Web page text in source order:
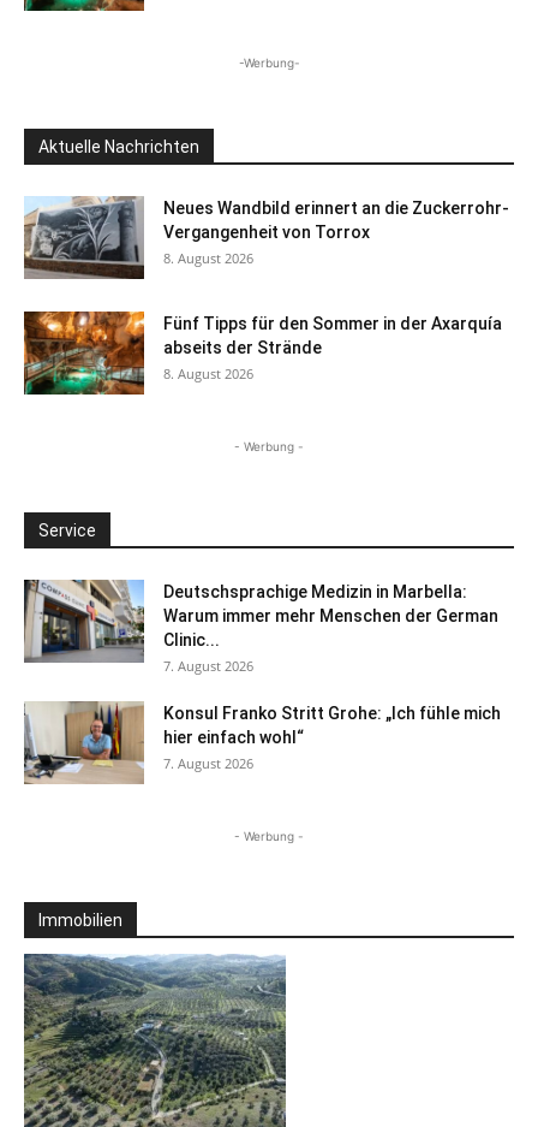
-Werbung-
Aktuelle Nachrichten
Neues Wandbild erinnert an die Zuckerrohr-
Vergangenheit von Torrox
8. August 2026
Fünf Tipps für den Sommer in der Axarquía
abseits der Strände
8. August 2026
- Werbung -
Service
Deutschsprachige Medizin in Marbella:
Warum immer mehr Menschen der German
Clinic...
7. August 2026
Konsul Franko Stritt Grohe: „Ich fühle mich
hier einfach wohl“
7. August 2026
- Werbung -
Immobilien